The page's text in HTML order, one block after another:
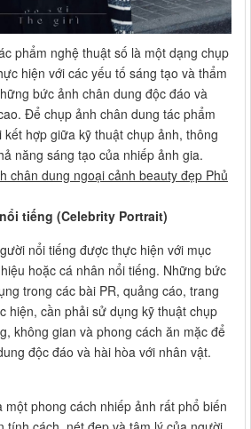
phẩm nghệ thuật số là một dạng chụp
hiện với các yếu tố sáng tạo và thẩm
bức ảnh chân dung độc đáo và
Để chụp ảnh chân dung tác phẩm
hợp giữa kỹ thuật chụp ảnh, thông
năng sáng tạo của nhiếp ảnh gia.
chân dung ngoại cảnh beauty đẹp Phủ
tiếng (Celebrity Portrait)
nổi tiếng được thực hiện với mục
hoặc cá nhân nổi tiếng. Những bức
trong các bài PR, quảng cáo, trang
hiện, cần phải sử dụng kỹ thuật chụp
không gian và phong cách ăn mặc để
độc đáo và hài hòa với nhân vật.
một phong cách nhiếp ảnh rất phổ biến